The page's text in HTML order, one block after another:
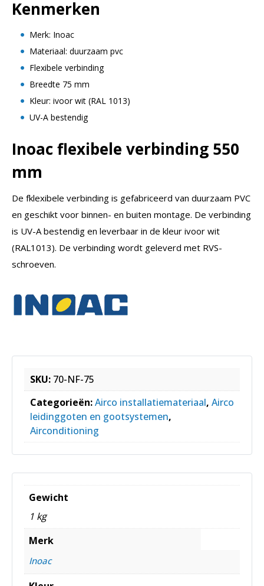
Kenmerken
Merk: Inoac
Materiaal: duurzaam pvc
Flexibele verbinding
Breedte 75 mm
Kleur: ivoor wit (RAL 1013)
UV-A bestendig
Inoac flexibele verbinding 550
mm
De fklexibele verbinding is gefabriceerd van duurzaam PVC
en geschikt voor binnen- en buiten montage. De verbinding
is UV-A bestendig en leverbaar in de kleur ivoor wit
(RAL1013). De verbinding wordt geleverd met RVS-
schroeven.
SKU: 70-NF-75
Categorieën:Airco installatiemateriaal, Airco
leidinggoten en gootsystemen,
Airconditioning
Gewicht
1 kg
Merk
Inoac